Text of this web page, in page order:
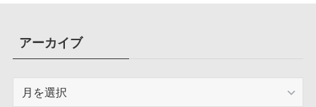
アーカイブ